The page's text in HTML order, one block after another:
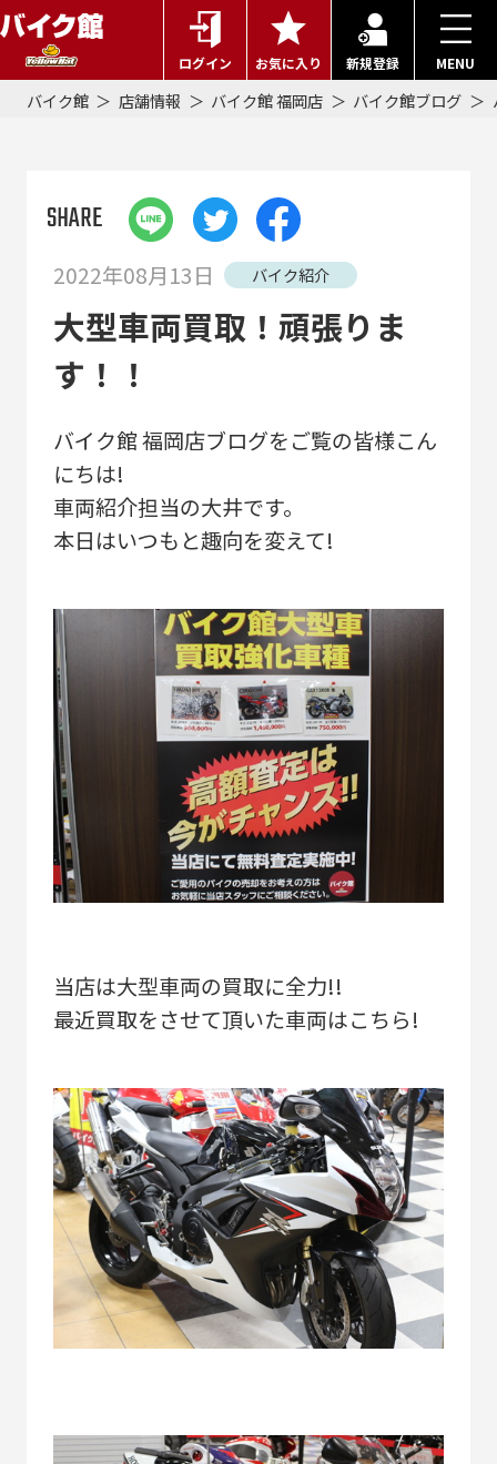
ログイン お気に入り 新規登録 MENU
バイク館 店舗情報 バイク館 福岡店 バイク館ブログ
SHARE
2022年08月13日 バイク紹介
大型車両買取！頑張りま
す！！
バイク館 福岡店ブログをご覧の皆様こん
にちは!
車両紹介担当の大井です。
本日はいつもと趣向を変えて!
当店は大型車両の買取に全力!!
最近買取をさせて頂いた車両はこちら!